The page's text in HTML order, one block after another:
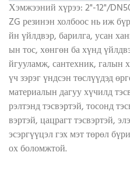
Хэмжээний хүрээ: 2"-12"/
ZG резинэн холбоос нь иж
йн үйлдвэр, барилга, усан
ын тос, хөнгөн ба хүнд
йгууламж, сантехник, галын
үч зэрэг үндсэн төслүүдэд
материалын дагуу хүчилд
рэлтэнд тэсвэртэй, тосонд
вэртэй, цацрагт тэсвэртэй,
эсэргүүцэл гэх мэт төрөл
ох боломжтой.